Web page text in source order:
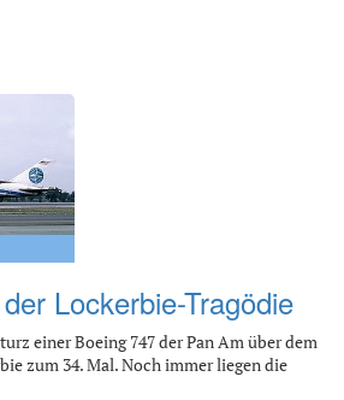
Lockerbie-Tragödie
einer Boeing 747 der Pan Am über dem
zum 34. Mal. Noch immer liegen die